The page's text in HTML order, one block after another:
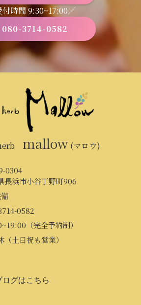
付時間 9:30~17:00／
080-3714-0582
mallow(マロウ)
0304
長浜市小谷丁野町906
0582
（完全予約制）
（土日祝も営業）
グはこちら